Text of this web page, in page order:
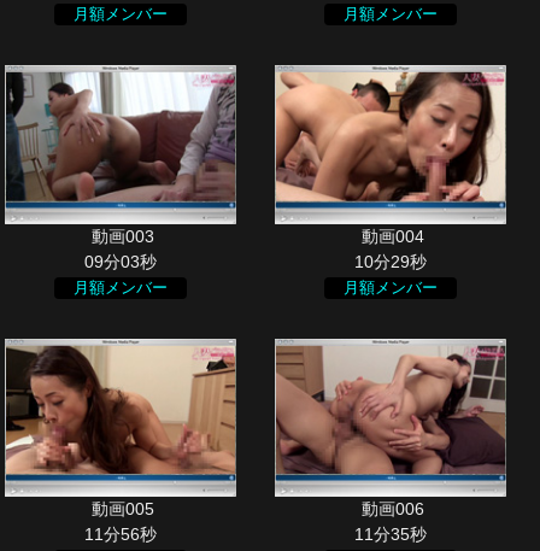
月額メンバー 月額メンバー
09分03秒
月額メンバー
10分29秒
月額メンバー
11分56秒 11分35秒